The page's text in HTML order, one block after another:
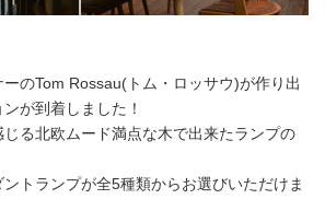
のTom Rossau(トム・ロッサウ)が作り出
が到着しました！
る北欧ムード満点な木で出来たランプの
トランプが全5種類からお選びいただけま